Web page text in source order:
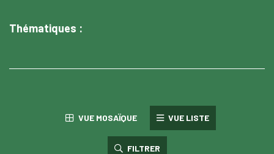
Thématiques :
VUE MOSAÏQUE VUE LISTE
FILTRER